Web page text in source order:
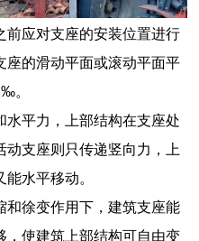
前应对支座的安装位置进行
座的滑动平面或滚动平面平
。
水平力，上部结构在支座处
支座则只传递竖向力，上
水平移动。
和徐变作用下，建筑支座能
，使建筑上部结构可自由变